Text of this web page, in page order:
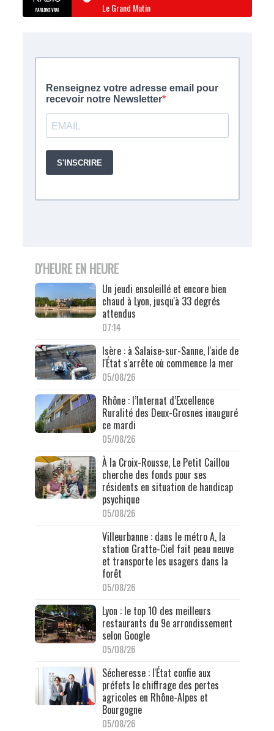
Le Grand Matin
D'HEURE EN HEURE
Un jeudi ensoleillé et encore bien
chaud à Lyon, jusqu'à 33 degrés
attendus
07:14
Isère : à Salaise-sur-Sanne, l'aide de
l'État s'arrête où commence la mer
05/08/26
Rhône : l’Internat d’Excellence
Ruralité des Deux-Grosnes inauguré
ce mardi
05/08/26
À la Croix-Rousse, Le Petit Caillou
cherche des fonds pour ses
résidents en situation de handicap
psychique
05/08/26
Villeurbanne : dans le métro A, la
station Gratte-Ciel fait peau neuve
et transporte les usagers dans la
forêt
05/08/26
Lyon : le top 10 des meilleurs
restaurants du 9e arrondissement
selon Google
05/08/26
Sécheresse : l'État confie aux
préfets le chiffrage des pertes
agricoles en Rhône-Alpes et
Bourgogne
05/08/26